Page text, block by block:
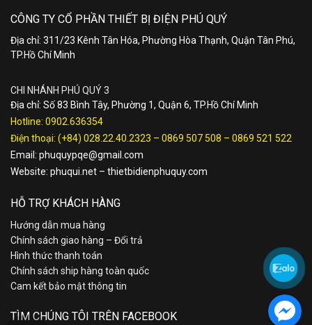
CÔNG TY CỔ PHẦN THIẾT BỊ ĐIỆN PHÚ QUÝ
Địa chỉ: 311/23 Kênh Tân Hóa, Phường Hòa Thạnh, Quận Tân Phú,
TP.Hồ Chí Minh
CHI NHÁNH PHÚ QUÝ 3
Địa chỉ: Số 83 Bình Tây, Phường 1, Quận 6, TP.Hồ Chí Minh
Hotline: 0902.636354
Điện thoại: (+84) 028.22.40.2323 – 0869 507 508 – 0869 521 522
Email: phuquypqe@gmail.com
Website: phuqui.net – thietbidienphuquy.com
HỖ TRỢ KHÁCH HÀNG
Hướng dẫn mua hàng
Chính sách giao hàng – Đổi trả
Hình thức thanh toán
Chính sách ship hàng toàn quốc
Cam kết bảo mật thông tin
TÌM CHÚNG TÔI TRÊN FACEBOOK